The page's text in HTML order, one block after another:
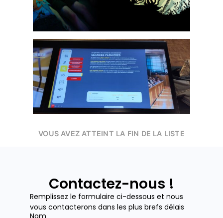
VOUS AVEZ ATTEINT LA FIN DE LA LISTE
Contactez-nous !
Remplissez le formulaire ci-dessous et nous
vous contacterons dans les plus brefs délais